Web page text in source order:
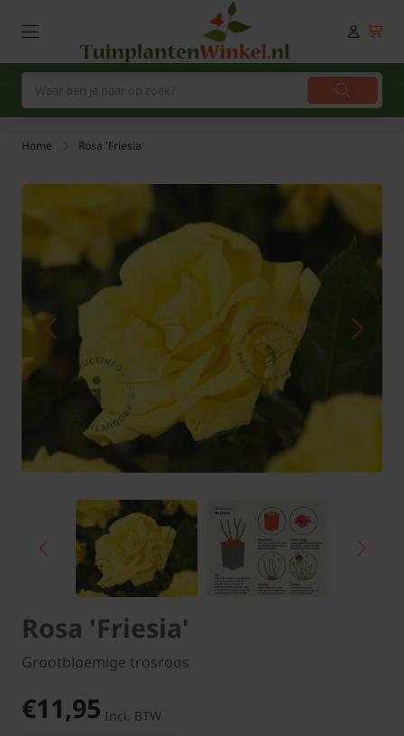
Home Rosa 'Friesia'
Rosa 'Friesia'
Grootbloemige trosroos
€11,95 Incl. BTW